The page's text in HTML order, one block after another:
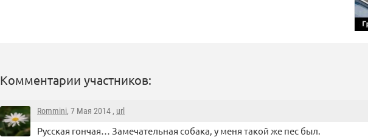
Комментарии участников:
Rommini, 7 Мая 2014 , url
Русская гончая… Замечательная собака, у меня такой же пес был.